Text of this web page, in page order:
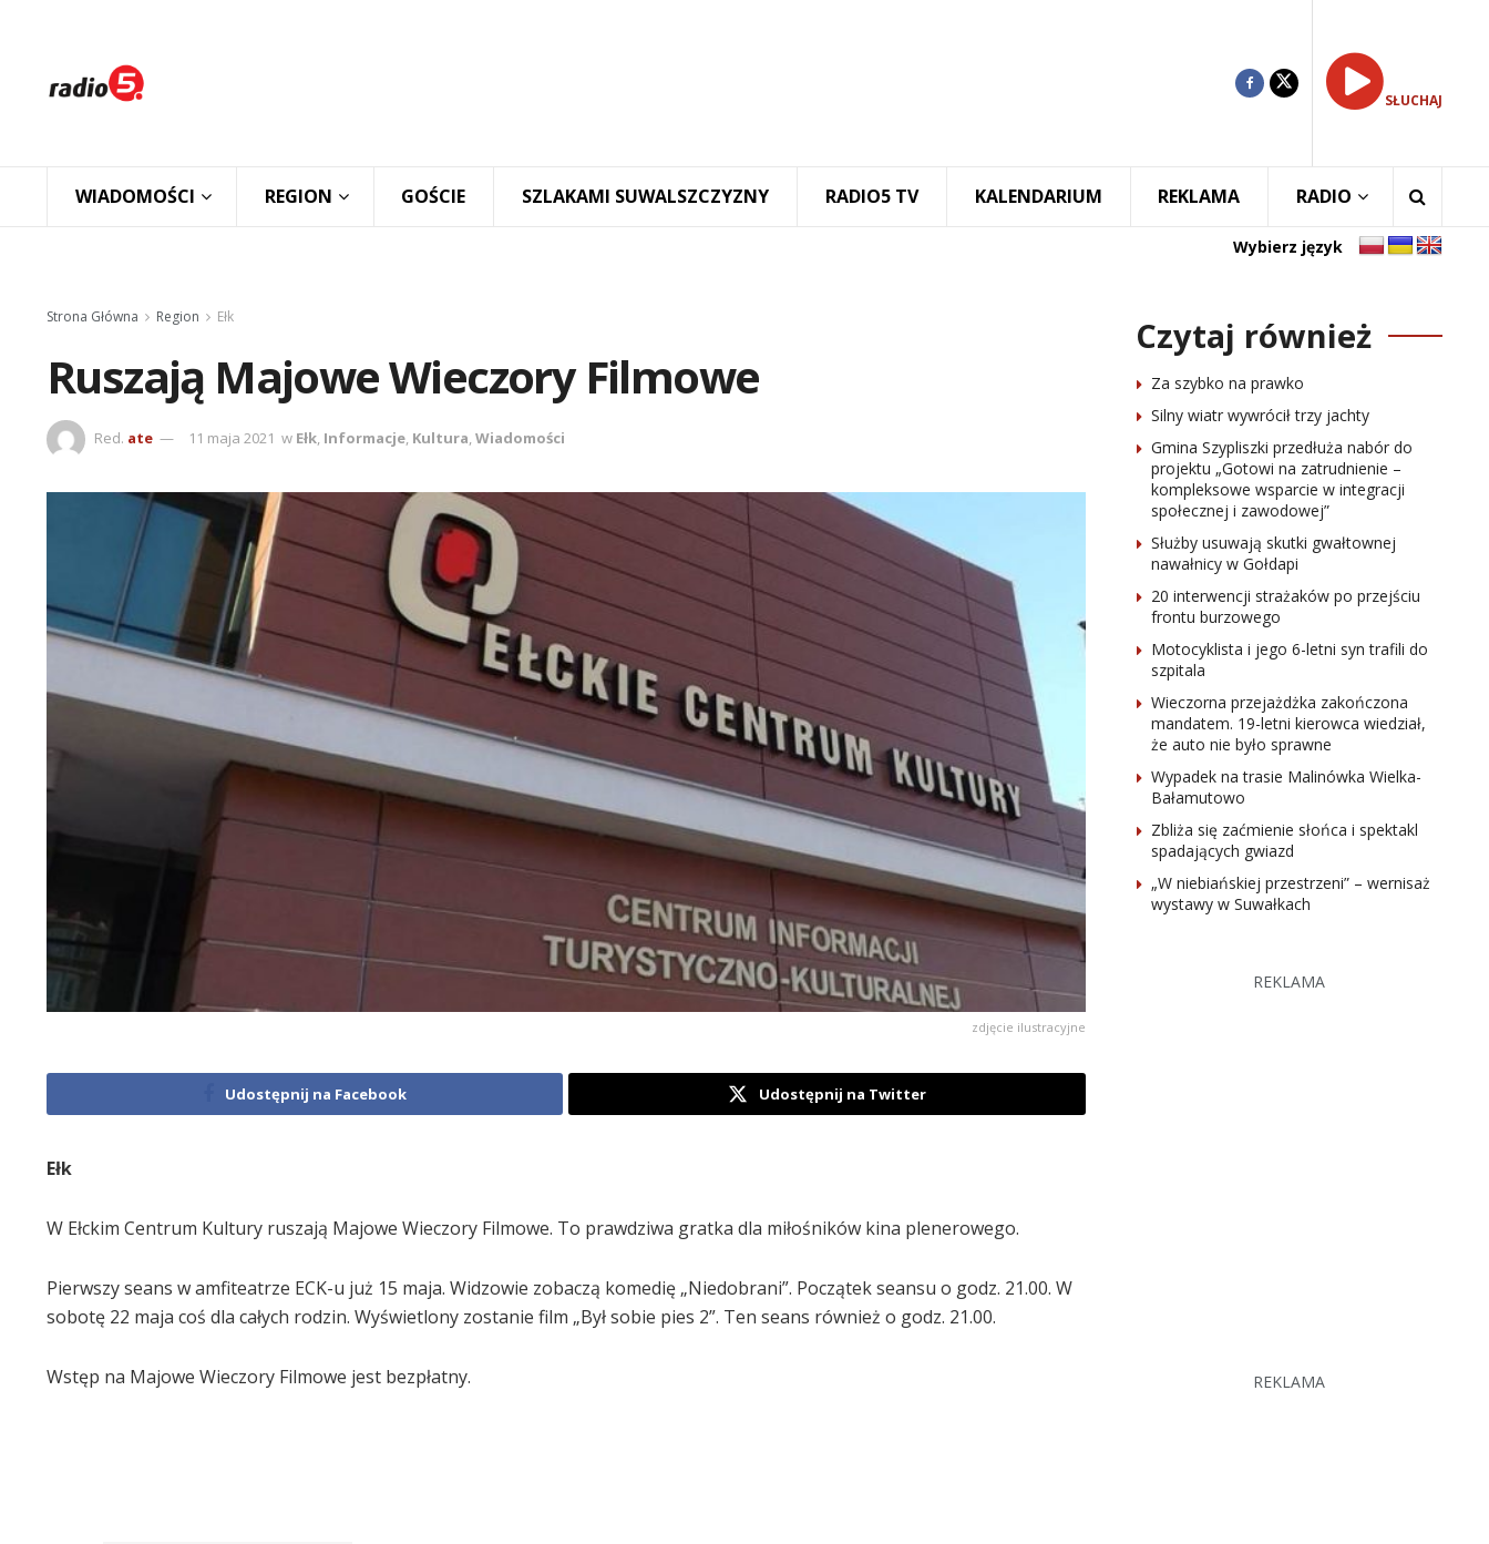
SŁUCHAJ
WIADOMOŚCI REGION GOŚCIE SZLAKAMI SUWALSZCZYZNY RADIO5 TV KALENDARIUM REKLAMA RADIO
Wybierz język
Strona Główna Region Ełk
Ruszają Majowe Wieczory Filmowe
Red. ate 11 maja 2021 w Ełk, Informacje, Kultura,Wiadomości
zdjęcie ilustracyjne
Udostępnij na Facebook Udostępnij na Twitter
Ełk
W Ełckim Centrum Kultury ruszają Majowe Wieczory Filmowe. To prawdziwa gratka dla miłośników kina plenerowego.
Pierwszy seans w amfiteatrze ECK-u już 15 maja. Widzowie zobaczą komedię „Niedobrani”. Początek seansu o godz. 21.00. W
sobotę 22 maja coś dla całych rodzin. Wyświetlony zostanie film „Był sobie pies 2”. Ten seans również o godz. 21.00.
Wstęp na Majowe Wieczory Filmowe jest bezpłatny.
Czytaj również
Za szybko na prawko
Silny wiatr wywrócił trzy jachty
Gmina Szypliszki przedłuża nabór do
projektu „Gotowi na zatrudnienie –
kompleksowe wsparcie w integracji
społecznej i zawodowej”
Służby usuwają skutki gwałtownej
nawałnicy w Gołdapi
20 interwencji strażaków po przejściu
frontu burzowego
Motocyklista i jego 6-letni syn trafili do
szpitala
Wieczorna przejażdżka zakończona
mandatem. 19-letni kierowca wiedział,
że auto nie było sprawne
Wypadek na trasie Malinówka Wielka-
Bałamutowo
Zbliża się zaćmienie słońca i spektakl
spadających gwiazd
„W niebiańskiej przestrzeni” – wernisaż
wystawy w Suwałkach
REKLAMA
REKLAMA